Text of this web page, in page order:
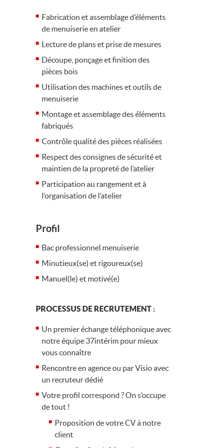
Fabrication et assemblage d’éléments
de menuiserie en atelier
Lecture de plans et prise de mesures
Découpe, ponçage et finition des
pièces bois
Utilisation des machines et outils de
menuiserie
Montage et assemblage des éléments
fabriqués
Contrôle qualité des pièces réalisées
Respect des consignes de sécurité et
maintien de la propreté de l’atelier
Participation au rangement et à
l’organisation de l’atelier
Profil
Bac professionnel menuiserie
Minutieux(se) et rigoureux(se)
Manuel(le) et motivé(e)
PROCESSUS DE RECRUTEMENT :
Un premier échange téléphonique avec
notre équipe 37intérim pour mieux
vous connaître
Rencontre en agence ou par Visio avec
un recruteur dédié
Votre profil correspond ? On s’occupe
de tout !
Proposition de votre CV à notre
client